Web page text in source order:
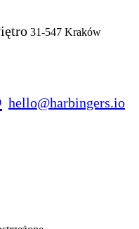
31-547 Kraków
hello@harbingers.io